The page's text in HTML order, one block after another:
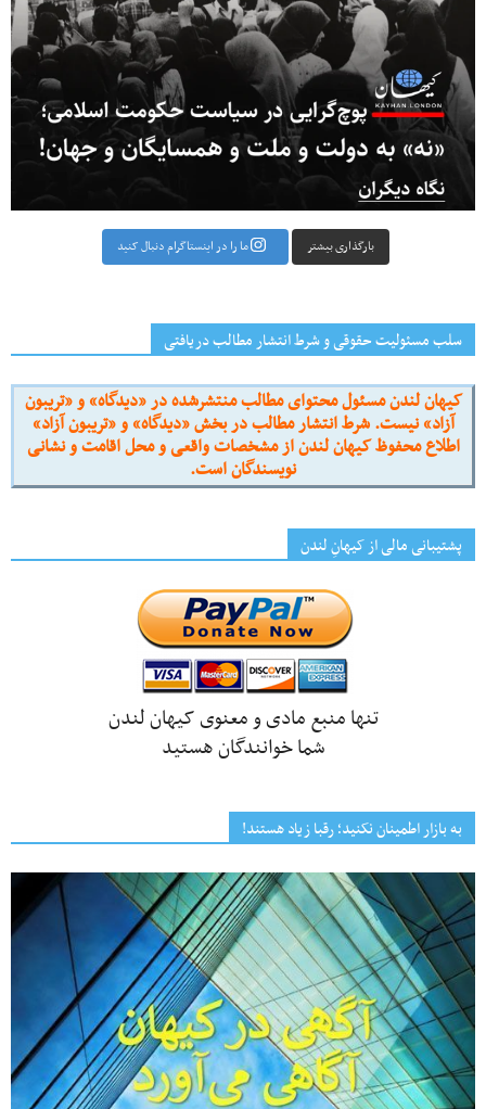
بارگذاری بیشتر ما را در اینستاگرام دنبال کنید
سلب مسئولیت حقوقی و شرط انتشار مطالب دریافتی
کیهان لندن مسئول محتوای مطالب منتشرشده در «دیدگاه» و «تریبون
آزاد» نیست. شرط انتشار مطالب در بخش «دیدگاه» و «تریبون آزاد»
اطلاع محفوظ کیهان لندن از مشخصات واقعی و محل اقامت و نشانی
نویسندگان است.
پشتیبانی مالی از کیهانِ لندن
تنها منبع مادی و معنوی کیهان لندن
شما خوانندگان هستید
به بازار اطمینان نکنید؛ رقبا زیاد هستند!